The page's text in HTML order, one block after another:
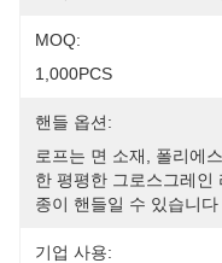
MOQ:
1,000PCS
핸들 옵션:
로프는 면 소재, 폴리에
한 평평한 그로스그레인
종이 핸들일 수 있습니다
기업 사용: